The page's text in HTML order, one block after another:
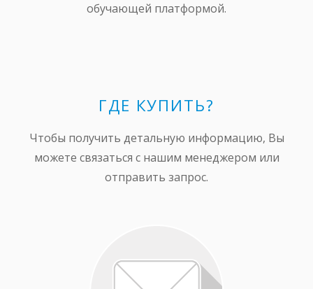
обучающей платформой.
ГДЕ КУПИТЬ?
Чтобы получить детальную информацию, Вы
можете связаться с нашим менеджером или
отправить запрос.